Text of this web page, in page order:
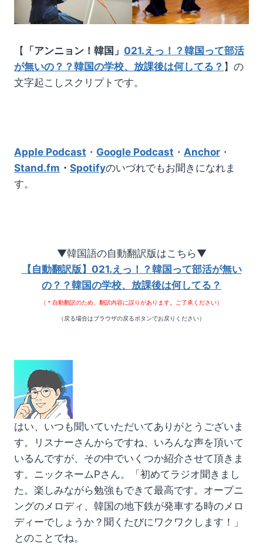
【 「アンニョン！韓国」 021.えっ！？韓国って部活
が無いの？？韓国の学校、放課後は何してる？ 】の
文字起こしスクリプトです。
Apple Podcast ・ Google Podcast ・ Anchor ・
Stand.fm ・ Spotifyのいづれでもお聞きになれま
す。
▼韓国語の自動翻訳版はこちら▼
【自動翻訳版】021.えっ！？韓国って部活が無い
の？？韓国の学校、放課後は何してる？
（＊自動翻訳のため、翻訳内容に誤りがあります。ご了承ください）
（戻る場合はブラウザの戻るボタンでお戻りください）
はい、いつも聞いていただいてありがとうございま
す。リスナーさんからですね、いろんな声を頂いて
いるんですが、その中でいくつか紹介させて頂きま
す。ニックネームPさん。「初めてラジオ聞きまし
た。楽しみながら勉強もできて最高です。オープニ
ングのメロディ、韓国の地下鉄が発車する時のメロ
ディーでしょうか？聞くたびにワクワクします！」
とのことでね。